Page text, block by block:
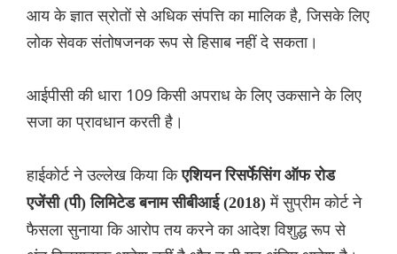
आय के ज्ञात स्रोतों से अधिक संपत्ति का मालिक है, जिसके लिए
लोक सेवक संतोषजनक रूप से हिसाब नहीं दे सकता।
आईपीसी की धारा 109 किसी अपराध के लिए उकसाने के लिए
सजा का प्रावधान करती है।
हाईकोर्ट ने उल्लेख किया किएशियन रिसर्फेसिंग ऑफ रोड
एजेंसी (पी) लिमिटेड बनाम सीबीआई (2018)में सुप्रीम कोर्ट ने
फैसला सुनाया कि आरोप तय करने का आदेश विशुद्ध रूप से